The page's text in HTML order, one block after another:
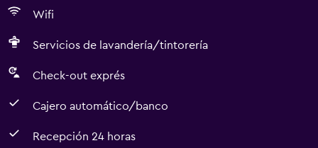
Wifi
Servicios de lavandería/tintorería
Check-out exprés
Cajero automático/banco
Recepción 24 horas